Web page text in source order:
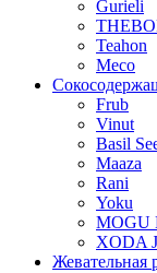
Gurieli
Teahon
Meco
Frub
Vinut
Basil
Maaza
Rani
Yoku
MOGU
XODA
Жевательная